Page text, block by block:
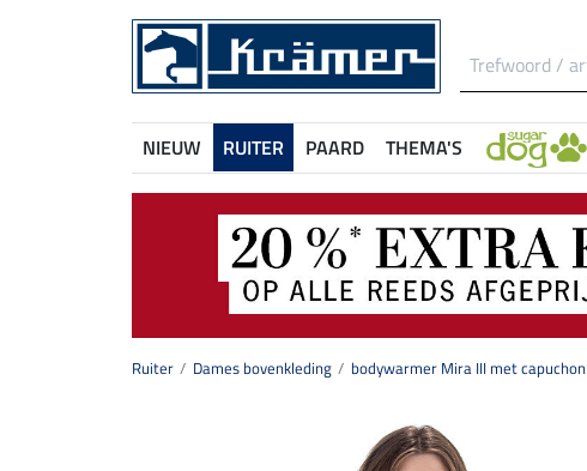
NIEUW RUITER PAARD THEMA'S
Ruiter Dames bovenkleding bodywarmer Mira III met capuchon